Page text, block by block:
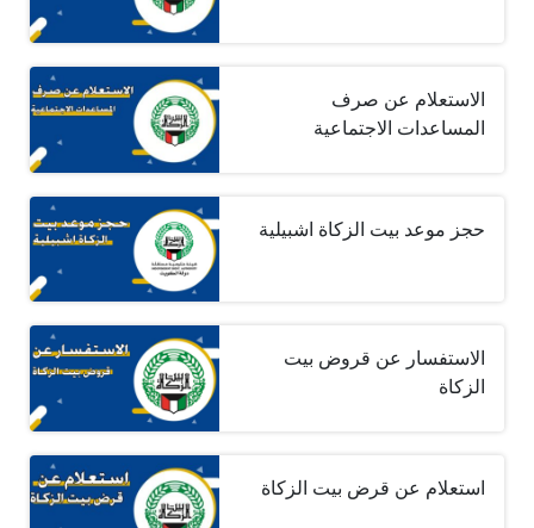
الاستعلام عن صرف
المساعدات الاجتماعية
حجز موعد بيت الزكاة اشبيلية
الاستفسار عن قروض بيت
الزكاة
استعلام عن قرض بيت الزكاة